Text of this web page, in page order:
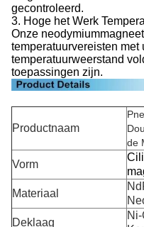
gecontroleerd.
3. Hoge het Werk
Onze
temperatuurvereisten met
temperatuurweerstand
toepassingen zijn.
Productnaam
de
Vorm
Materiaal
Deklaag